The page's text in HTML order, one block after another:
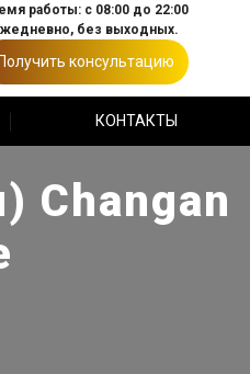
работы: с 08:00 до 22:00
без выходных.
Получить консультацию
КОНТАКТЫ
Changan